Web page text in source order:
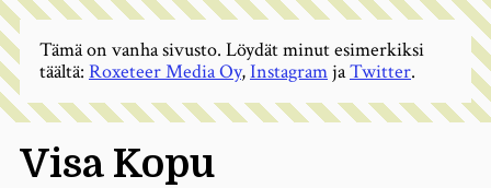
Visa Kopu
Tämä on vanha sivusto. Löydät minut esimerkiksi
täältä: Roxeteer Media Oy,InstagramjaTwitter.